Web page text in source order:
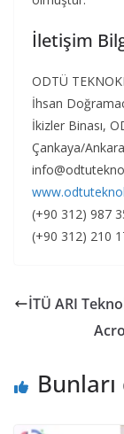
İletişim
ODTÜ
İhsan
İkizler Binası,
Çankaya/Ankara
(+90 312) 987
(+90 312) 210
İTÜ ARI